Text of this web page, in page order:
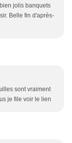
jolis banquets
Belle fin d'après-
sont vraiment
je file voir le lien